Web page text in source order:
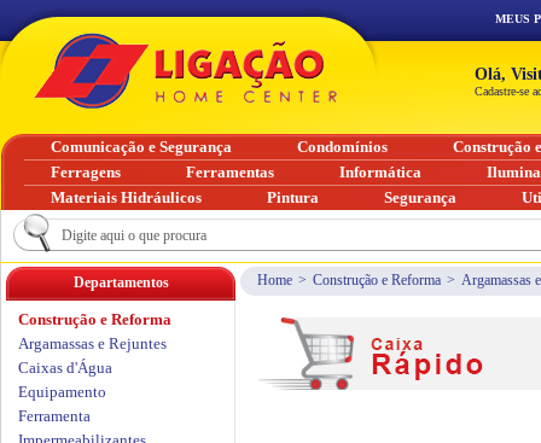
Home > Construção e Reforma > Argamassas
Departamentos
Construção e Reforma
Argamassas e Rejuntes
Caixas d'Água
Equipamento
Ferramenta
MEUS
Olá,
Cadastre-se
Comunicação e Segurança Condomínios
Construção
Ferragens
Ferramentas Informática
Materiais Hidráulicos
Pintura Segurança